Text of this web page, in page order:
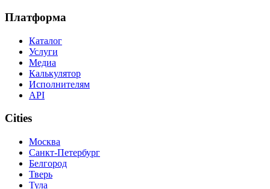
Платформа
Каталог
Услуги
Медиа
Калькулятор
Исполнителям
API
Cities
Москва
Санкт-Петербург
Белгород
Тверь
Тула